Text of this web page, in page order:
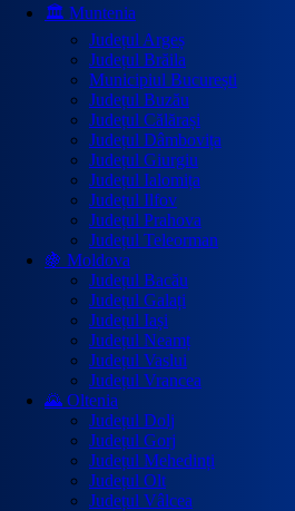
🏛️ Muntenia
Județul Argeș
Județul Brăila
Municipiul București
Județul Buzău
Județul Călărași
Județul Dâmbovița
Județul Giurgiu
Județul Ialomița
Județul Ilfov
Județul Prahova
Județul Teleorman
🍇 Moldova
Județul Bacău
Județul Galați
Județul Iași
Județul Neamț
Județul Vaslui
Județul Vrancea
🌄 Oltenia
Județul Dolj
Județul Gorj
Județul Mehedinți
Județul Olt
Județul Vâlcea